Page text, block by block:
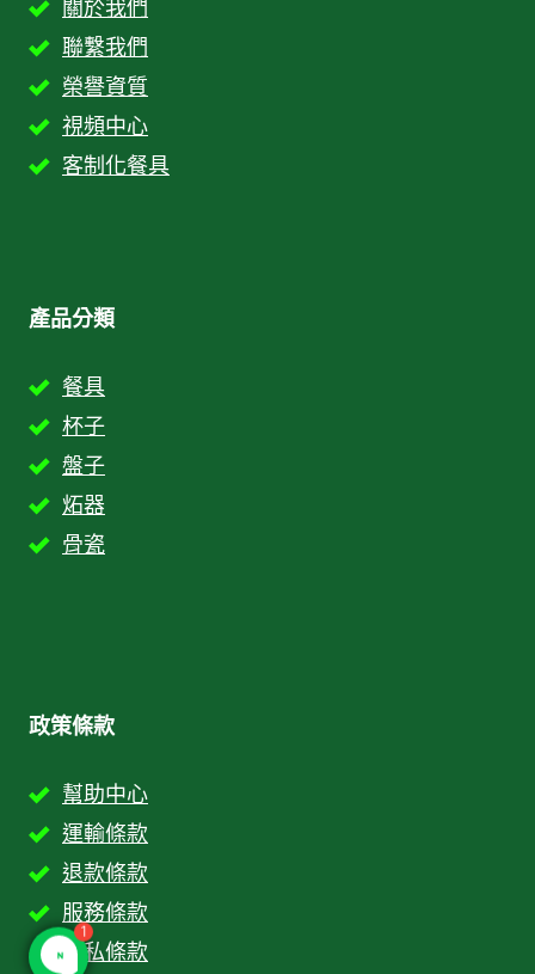
關於我們
聯繫我們
榮譽資質
視頻中心
客制化餐具
產品分類
餐具
杯子
盤子
炻器
骨瓷
政策條款
幫助中心
運輸條款
退款條款
服務條款
隱私條款